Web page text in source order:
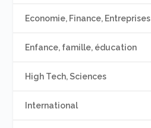
Economie, Finance, Entreprises
Enfance, famille, éducation
High Tech, Sciences
International